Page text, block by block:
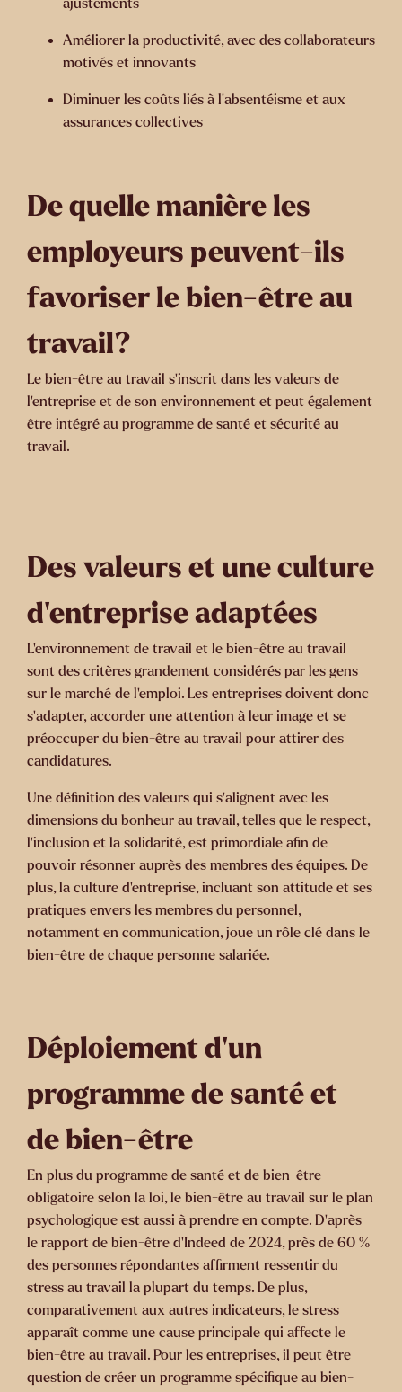
ajustements
Améliorer la productivité, avec des collaborateurs
motivés et innovants
Diminuer les coûts liés à l'absentéisme et aux
assurances collectives
De quelle manière les
employeurs peuvent-ils
favoriser le bien-être au
travail?
Le bien-être au travail s’inscrit dans les valeurs de
l'entreprise et de son environnement et peut également
être intégré au programme de santé et sécurité au
travail.
Des valeurs et une culture
d'entreprise adaptées
L’environnement de travail et le bien-être au travail
sont des critères grandement considérés par les gens
sur le marché de l’emploi. Les entreprises doivent donc
s'adapter, accorder une attention à leur image et se
préoccuper du bien-être au travail pour attirer des
candidatures.
Une définition des valeurs qui s’alignent avec les
dimensions du bonheur au travail, telles que le respect,
l'inclusion et la solidarité, est primordiale afin de
pouvoir résonner auprès des membres des équipes. De
plus, la culture d'entreprise, incluant son attitude et ses
pratiques envers les membres du personnel,
notamment en communication, joue un rôle clé dans le
bien-être de chaque personne salariée.
Déploiement d'un
programme de santé et
de bien-être
En plus du programme de santé et de bien-être
obligatoire selon la loi, le bien-être au travail sur le plan
psychologique est aussi à prendre en compte. D’après
le rapport de bien-être d’Indeed de 2024, près de 60 %
des personnes répondantes affirment ressentir du
stress au travail la plupart du temps. De plus,
comparativement aux autres indicateurs, le stress
apparaît comme une cause principale qui affecte le
bien-être au travail. Pour les entreprises, il peut être
question de créer un programme spécifique au bien-